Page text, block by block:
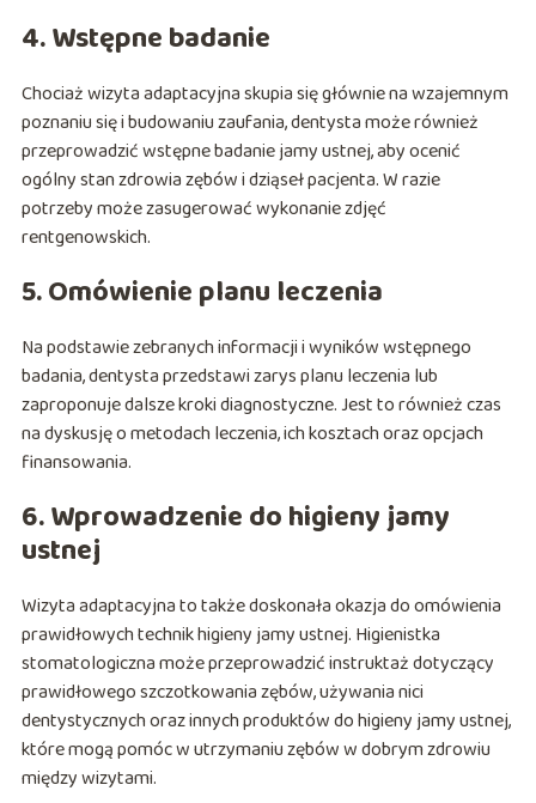
4. Wstępne badanie
Chociaż wizyta adaptacyjna skupia się głównie na wzajemnym
poznaniu się i budowaniu zaufania, dentysta może również
przeprowadzić wstępne badanie jamy ustnej, aby ocenić
ogólny stan zdrowia zębów i dziąseł pacjenta. W razie
potrzeby może zasugerować wykonanie zdjęć
rentgenowskich.
5. Omówienie planu leczenia
Na podstawie zebranych informacji i wyników wstępnego
badania, dentysta przedstawi zarys planu leczenia lub
zaproponuje dalsze kroki diagnostyczne. Jest to również czas
na dyskusję o metodach leczenia, ich kosztach oraz opcjach
finansowania.
6. Wprowadzenie do higieny jamy
ustnej
Wizyta adaptacyjna to także doskonała okazja do omówienia
prawidłowych technik higieny jamy ustnej. Higienistka
stomatologiczna może przeprowadzić instruktaż dotyczący
prawidłowego szczotkowania zębów, używania nici
dentystycznych oraz innych produktów do higieny jamy ustnej,
które mogą pomóc w utrzymaniu zębów w dobrym zdrowiu
między wizytami.